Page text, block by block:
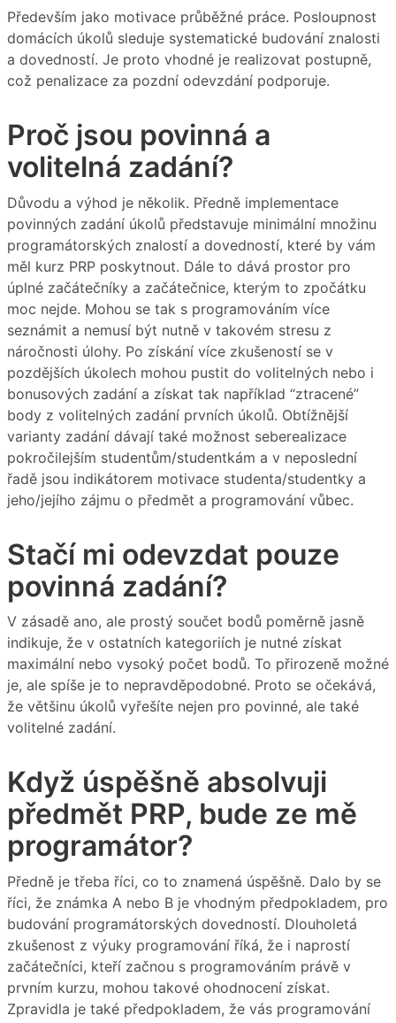
Především jako motivace průběžné práce. Posloupnost
domácích úkolů sleduje systematické budování znalosti
a dovedností. Je proto vhodné je realizovat postupně,
což penalizace za pozdní odevzdání podporuje.
Proč jsou povinná a
volitelná zadání?
Důvodu a výhod je několik. Předně implementace
povinných zadání úkolů představuje minimální množinu
programátorských znalostí a dovedností, které by vám
měl kurz PRP poskytnout. Dále to dává prostor pro
úplné začátečníky a začátečnice, kterým to zpočátku
moc nejde. Mohou se tak s programováním více
seznámit a nemusí být nutně v takovém stresu z
náročnosti úlohy. Po získání více zkušeností se v
pozdějších úkolech mohou pustit do volitelných nebo i
bonusových zadání a získat tak například “ztracené”
body z volitelných zadání prvních úkolů. Obtížnější
varianty zadání dávají také možnost seberealizace
pokročilejším studentům/studentkám a v neposlední
řadě jsou indikátorem motivace studenta/studentky a
jeho/jejího zájmu o předmět a programování vůbec.
Stačí mi odevzdat pouze
povinná zadání?
V zásadě ano, ale prostý součet bodů poměrně jasně
indikuje, že v ostatních kategoriích je nutné získat
maximální nebo vysoký počet bodů. To přirozeně možné
je, ale spíše je to nepravděpodobné. Proto se očekává,
že většinu úkolů vyřešíte nejen pro povinné, ale také
volitelné zadání.
Když úspěšně absolvuji
předmět PRP, bude ze mě
programátor?
Předně je třeba říci, co to znamená úspěšně. Dalo by se
říci, že známka A nebo B je vhodným předpokladem, pro
budování programátorských dovedností. Dlouholetá
zkušenost z výuky programování říká, že i naprostí
začátečníci, kteří začnou s programováním právě v
prvním kurzu, mohou takové ohodnocení získat.
Zpravidla je také předpokladem, že vás programování